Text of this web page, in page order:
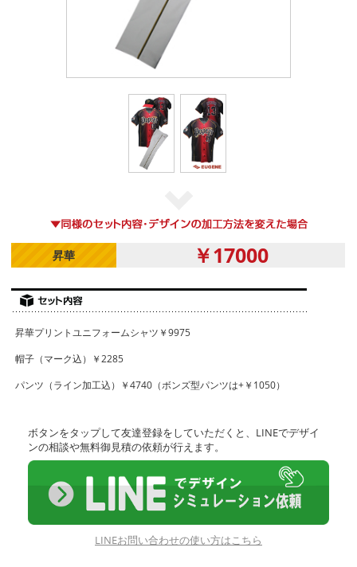
昇華 ￥17000
昇華プリントユニフォームシャツ￥9975
帽子（マーク込）￥2285
パンツ（ライン加工込）￥4740（ボンズ型パンツは+￥1050）
ボタンをタップして友達登録をしていただくと、LINEでデザイ
ンの相談や無料御見積の依頼が行えます。
LINEお問い合わせの使い方はこちら